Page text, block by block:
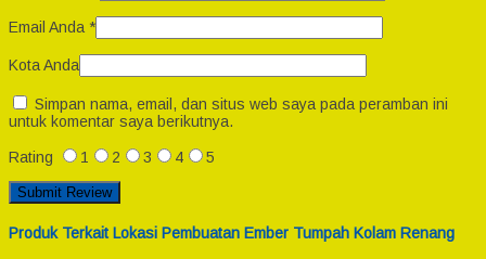
Email Anda *
Kota Anda
Simpan nama, email, dan situs web saya pada peramban ini
untuk komentar saya berikutnya.
Rating 1 2 3 4 5
Produk Terkait Lokasi Pembuatan Ember Tumpah Kolam Renang